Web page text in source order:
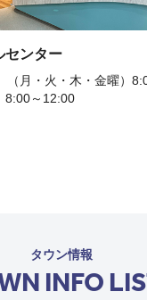
センター
（月・火・木・金曜）
8:00～12:00
タウン情報
INFO